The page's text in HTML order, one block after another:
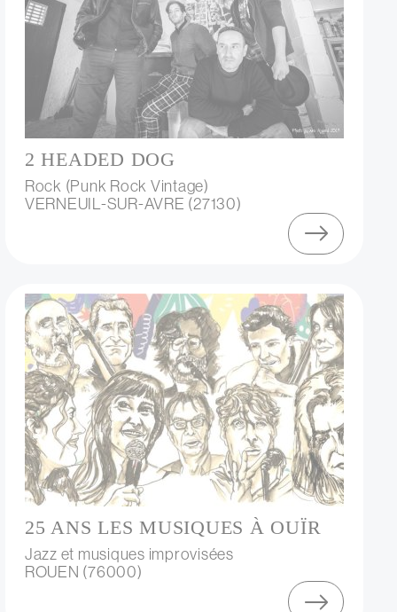
2 HEADED DOG
Rock (Punk Rock Vintage)
VERNEUIL-SUR-AVRE (27130)
25 ANS LES MUSIQUES À OUÏR
Jazz et musiques improvisées
ROUEN (76000)